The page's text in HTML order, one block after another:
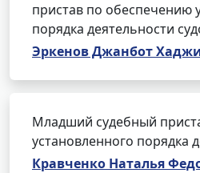
пристав по обеспечению
порядка деятельности
Эркенов Джанбот
Младший судебный
установленного порядка
Кравченко Наталья